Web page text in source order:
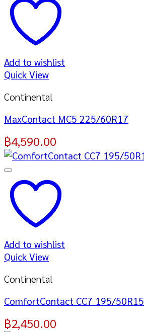
Add to wishlist
Quick View
Continental
MaxContact MC5 225/60R17
฿4,590.00
Add to wishlist
Quick View
Continental
ComfortContact CC7 195/50R15
฿2,450.00